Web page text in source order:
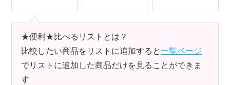
★便利★比べるリストとは？
比較したい商品をリストに追加すると一覧ページ
でリストに追加した商品だけを見ることができま
す